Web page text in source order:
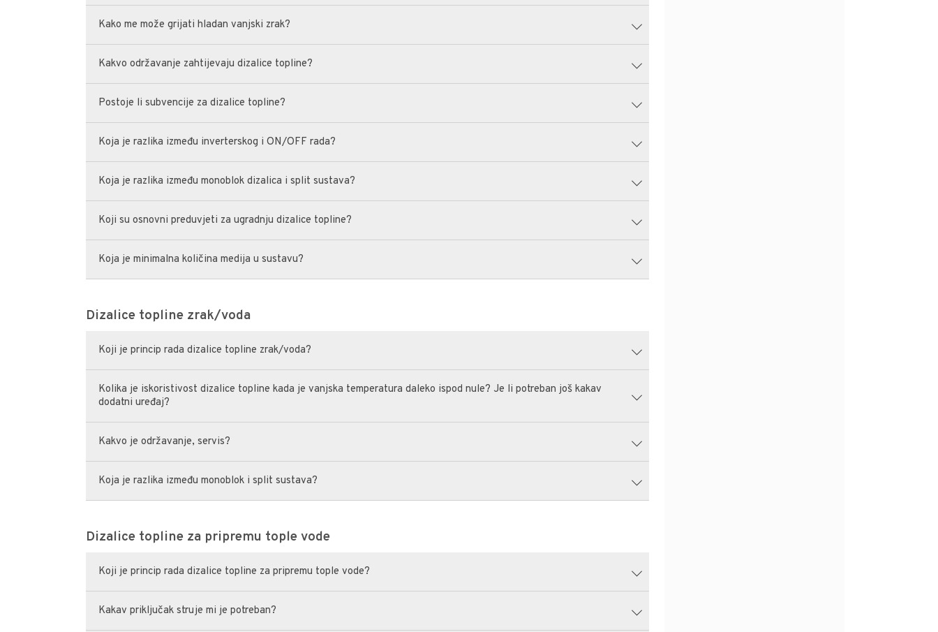
Kako me može grijati hladan vanjski zrak?
Kakvo održavanje zahtijevaju dizalice topline?
Postoje li subvencije za dizalice topline?
Koja je razlika između inverterskog i ON/OFF rada?
Koja je razlika između monoblok dizalica i split sustava?
Koji su osnovni preduvjeti za ugradnju dizalice topline?
Koja je minimalna količina medija u sustavu?
Dizalice topline zrak/voda
Koji je princip rada dizalice topline zrak/voda?
Kolika je iskoristivost dizalice topline kada je vanjska temperatura daleko ispod nule? Je li potreban još kakav
dodatni uređaj?
Kakvo je održavanje, servis?
Koja je razlika između monoblok i split sustava?
Dizalice topline za pripremu tople vode
Koji je princip rada dizalice topline za pripremu tople vode?
Kakav priključak struje mi je potreban?